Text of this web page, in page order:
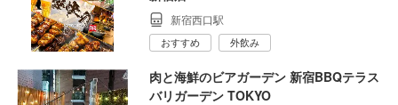
新宿西口駅
おすすめ 外飲み
肉と海鮮のビアガーデン 新宿BBQテラス
バリガーデン TOKYO